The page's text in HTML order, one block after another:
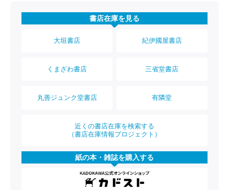
書店在庫を見る
大垣書店 紀伊國屋書店
くまざわ書店 三省堂書店
丸善ジュンク堂書店 有隣堂
近くの書店在庫を検索する
（書店在庫情報プロジェクト）
紙の本・雑誌を購入する